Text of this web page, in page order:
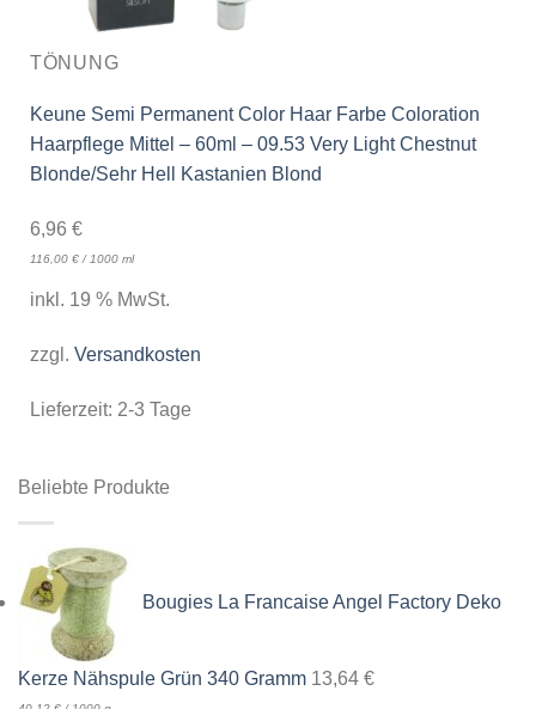
TÖNUNG
Keune Semi Permanent Color Haar Farbe Coloration
Haarpflege Mittel – 60ml – 09.53 Very Light Chestnut
Blonde/Sehr Hell Kastanien Blond
6,96 €
116,00 €/ 1000 ml
inkl. 19 % MwSt.
zzgl. Versandkosten
Lieferzeit: 2-3 Tage
Beliebte Produkte
Bougies La Francaise Angel Factory Deko
Kerze Nähspule Grün 340 Gramm 13,64 €